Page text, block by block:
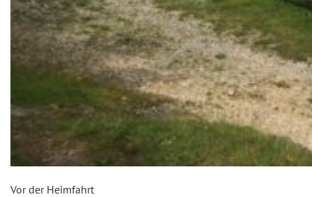
Vor der Heimfahrt